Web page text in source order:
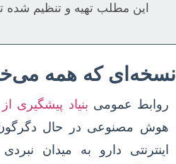
این مطلب تهیه و تنظیم
نسخه‌ای که همه
روابط عمومی بنیاد پیشگیری
هوش مصنوعی در حال
اینترنتی دارو به میدان